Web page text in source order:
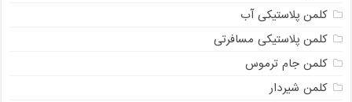
کلمن پلاستیکی آب
کلمن پلاستیکی مسافرتی
کلمن جام ترموس
کلمن شیردار